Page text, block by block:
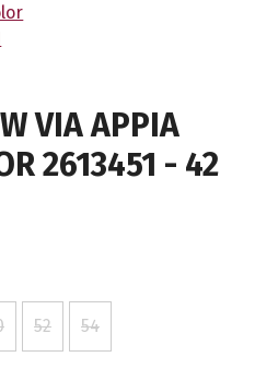
VIA APPIA
2613451 - 42
52 54